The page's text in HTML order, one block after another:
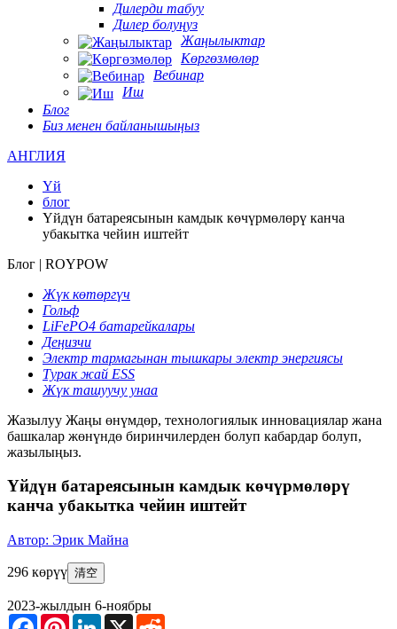
Дилерди табуу
Дилер болуңуз
Жаңылыктар
Көргөзмөлөр
Вебинар
Иш
Блог
Биз менен байланышыңыз
АНГЛИЯ
Үй
блог
Үйдүн батареясынын камдык көчүрмөлөрү канча
убакытка чейин иштейт
Блог | ROYPOW
Жүк көтөргүч
Гольф
LiFePO4 батарейкалары
Деңизчи
Электр тармагынан тышкары электр энергиясы
Турак жай ESS
Жүк ташуучу унаа
Жазылуу Жаңы өнүмдөр, технологиялык инновациялар жана
башкалар жөнүндө биринчилерден болуп кабардар болуп,
жазылыңыз.
Үйдүн батареясынын камдык көчүрмөлөрү
канча убакытка чейин иштейт
Автор: Эрик Майна
296 көрүү 清空
2023-жылдын 6-ноябры
FacebookPinterestLinkedIn
X